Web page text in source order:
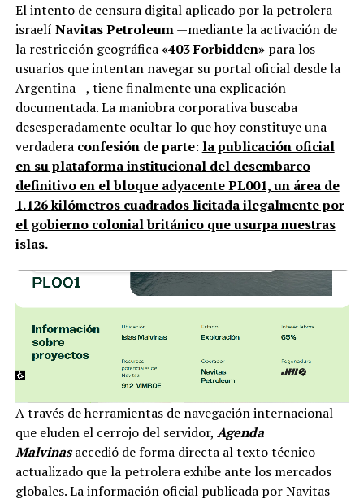
El intento de censura digital aplicado por la petrolera
israelí Navitas Petroleum—mediante la activación de
la restricción geográfica«403 Forbidden»para los
usuarios que intentan navegar su portal oficial desde la
Argentina—, tiene finalmente una explicación
documentada. La maniobra corporativa buscaba
desesperadamente ocultar lo que hoy constituye una
verdadera confesión de parte: la publicación oficial
en su plataforma institucional del desembarco
definitivo en el bloque adyacente PL001, un área de
1.126 kilómetros cuadrados licitada ilegalmente por
el gobierno colonial británico que usurpa nuestras
islas.
A través de herramientas de navegación internacional
que eluden el cerrojo del servidor, Agenda
Malvinasaccedió de forma directa al texto técnico
actualizado que la petrolera exhibe ante los mercados
globales. La información oficial publicada por Navitas